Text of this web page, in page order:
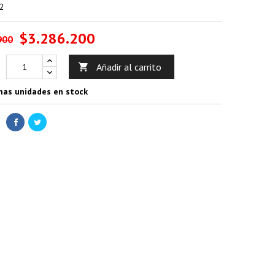
$3.286.200
 Añadir al carrito
unidades en stock